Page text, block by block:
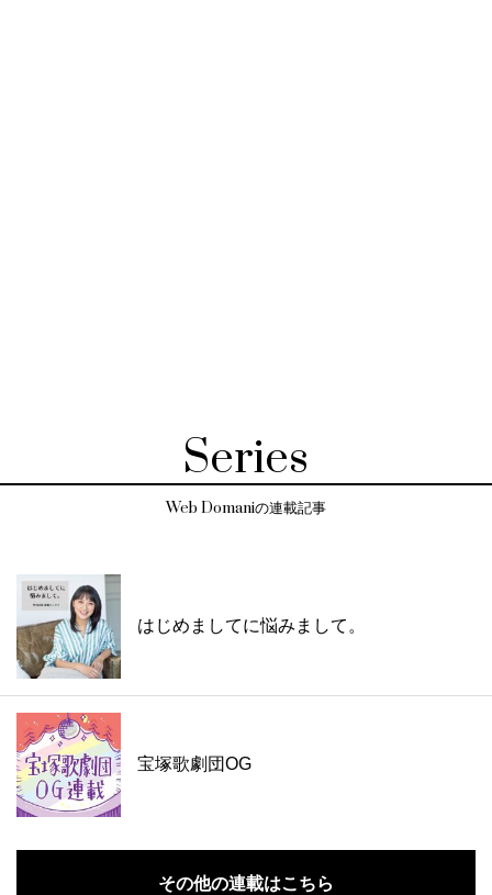
Series
Web Domaniの連載記事
はじめましてに悩みまして。
宝塚歌劇団OG
その他の連載はこちら